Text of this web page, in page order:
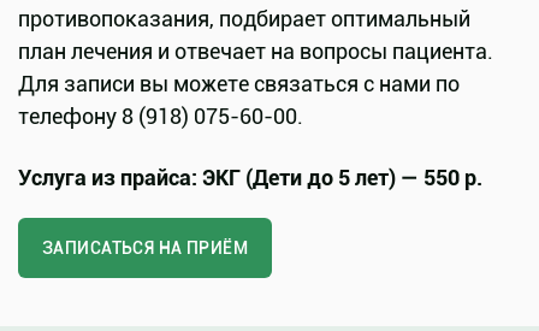
противопоказания, подбирает оптимальный
план лечения и отвечает на вопросы пациента.
Для записи вы можете связаться с нами по
телефону 8 (918) 075-60-00.
Услуга из прайса: ЭКГ (Дети до 5 лет) — 550 р.
ЗАПИСАТЬСЯ НА ПРИЁМ